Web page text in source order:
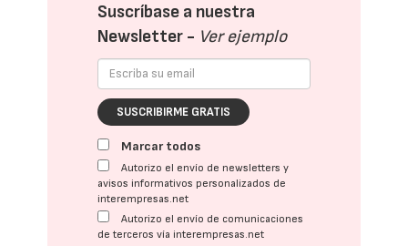
Suscríbase a nuestra
Newsletter - Ver ejemplo
SUSCRIBIRME GRATIS
Marcar todos
Autorizo el envío de newsletters y
avisos informativos personalizados de
interempresas.net
Autorizo el envío de comunicaciones
de terceros vía interempresas.net